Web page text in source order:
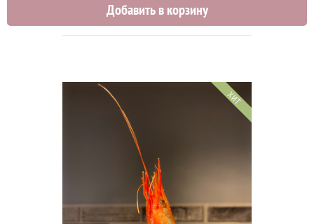
Добавить в корзину
ХИТ